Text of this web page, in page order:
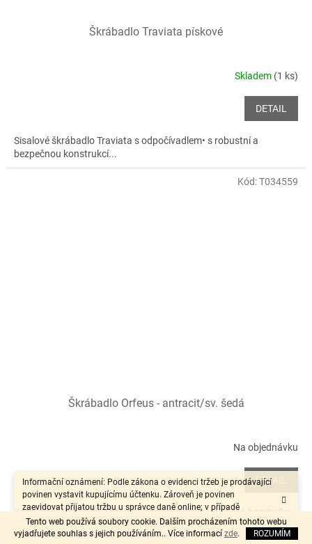
Tento web používá soubory cookie. Dalším procházením tohoto webu
vyjadřujete souhlas s jejich používáním.. Více informací zde. ROZUMÍM
Informační oznámení: Podle zákona o evidenci tržeb je prodávající
povinen vystavit kupujícímu účtenku. Zároveň je povinen
zaevidovat přijatou tržbu u správce daně online; v případě
technického výpadku pak nejpozději do 48 hodin.“
Škrábadlo Traviata pískové
Skladem (1 ks)
DETAIL
Sisalové škrábadlo Traviata s odpočívadlem• s robustní a
bezpečnou konstrukcí...
Škrábadlo Orfeus - antracit/sv. šedá
Na objednávku
DETAIL
Komfortní škrabadlo Orfeus s odpočívadlem.• plyšová bambulka
pro zahnání...
Kód:T034559